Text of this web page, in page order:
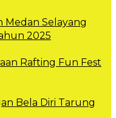
Medan Selayang
2025
Rafting Fun Fest
Bela Diri Tarung